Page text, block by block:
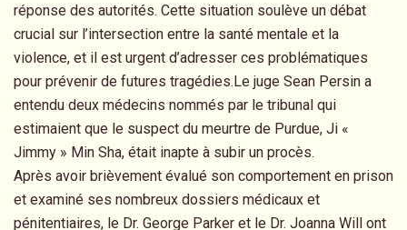
réponse des autorités. Cette situation soulève un débat
crucial sur l’intersection entre la santé mentale et la
violence, et il est urgent d’adresser ces problématiques
pour prévenir de futures tragédies.Le juge Sean Persin a
entendu deux médecins nommés par le tribunal qui
estimaient que le suspect du meurtre de Purdue, Ji «
Jimmy » Min Sha, était inapte à subir un procès.
Après avoir brièvement évalué son comportement en prison
et examiné ses nombreux dossiers médicaux et
pénitentiaires, le Dr. George Parker et le Dr. Joanna Will ont